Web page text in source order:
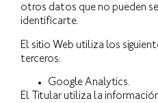
otros datos que no pueden
identificarte.
El sitio Web utiliza los
terceros:
Google Analytics.
El Titular utiliza la